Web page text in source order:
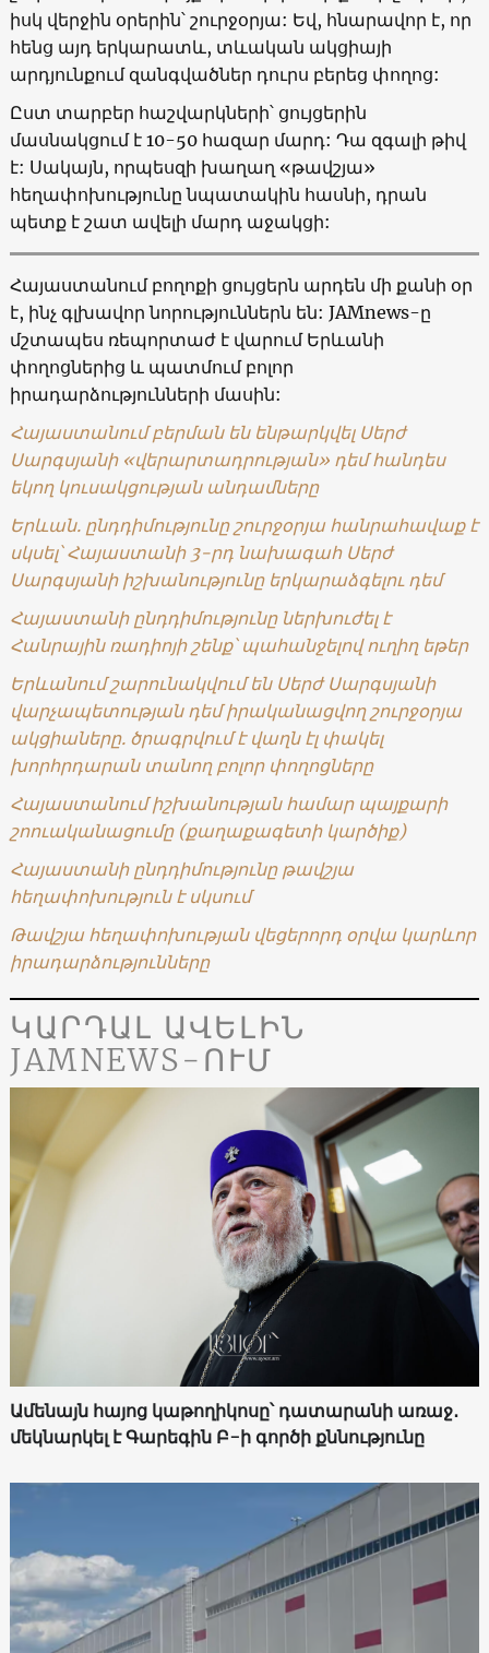
իսկ վերջին օրերին՝ շուրջօրյա: Եվ, հնարավոր է, որ
հենց այդ երկարատև, տևական ակցիայի
արդյունքում զանգվածներ դուրս բերեց փողոց:
Ըստ տարբեր հաշվարկների՝ ցույցերին
մասնակցում է 10-50 հազար մարդ: Դա զգալի թիվ
է: Սակայն, որպեսզի խաղաղ «թավշյա»
հեղափոխությունը նպատակին հասնի, դրան
պետք է շատ ավելի մարդ աջակցի:
Հայաստանում բողոքի ցույցերն արդեն մի քանի օր
է, ինչ գլխավոր նորություններն են: JAMnews-ը
մշտապես ռեպորտաժ է վարում Երևանի
փողոցներից և պատմում բոլոր
իրադարձությունների մասին:
Հայաստանում բերման են ենթարկվել Սերժ
Սարգսյանի «վերարտադրության» դեմ հանդես
եկող կուսակցության անդամները
Երևան. ընդդիմությունը շուրջօրյա հանրահավաք է
սկսել՝ Հայաստանի 3-րդ նախագահ Սերժ
Սարգսյանի իշխանությունը երկարաձգելու դեմ
Հայաստանի ընդդիմությունը ներխուժել է
Հանրային ռադիոյի շենք՝ պահանջելով ուղիղ եթեր
Երևանում շարունակվում են Սերժ Սարգսյանի
վարչապետության դեմ իրականացվող շուրջօրյա
ակցիաները. ծրագրվում է վաղն էլ փակել
խորհրդարան տանող բոլոր փողոցները
Հայաստանում իշխանության համար պայքարի
շոուականացումը (քաղաքագետի կարծիք)
Հայաստանի ընդդիմությունը թավշյա
հեղափոխություն է սկսում
Թավշյա հեղափոխության վեցերորդ օրվա կարևոր
իրադարձությունները
ԿԱՐԴԱԼ ԱՎԵԼԻՆ
JAMNEWS-ՈՒՄ
Ամենայն հայոց կաթողիկոսը՝ դատարանի առաջ․
մեկնարկել է Գարեգին Բ-ի գործի քննությունը